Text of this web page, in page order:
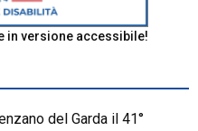
in versione accessibile!
del Garda il 41°